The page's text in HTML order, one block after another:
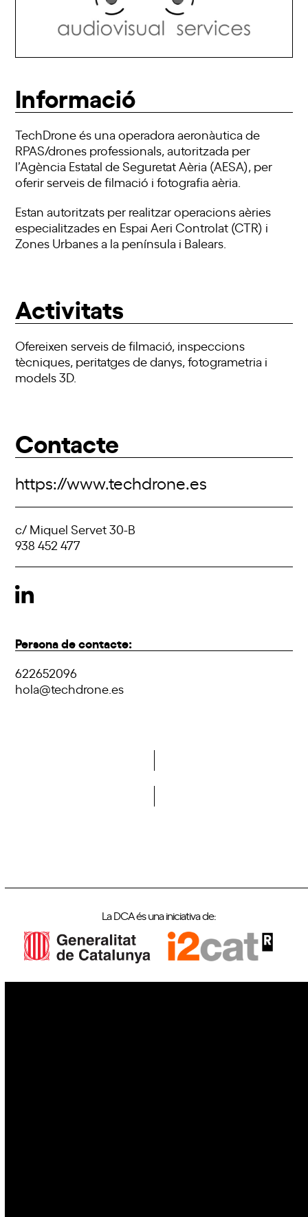
Informació
TechDrone és una operadora aeronàutica de
RPAS/drones professionals, autoritzada per
l’Agència Estatal de Seguretat Aèria (AESA), per
oferir serveis de filmació i fotografia aèria.
Estan autoritzats per realitzar operacions aèries
especialitzades en Espai Aeri Controlat (CTR) i
Zones Urbanes a la península i Balears.
Activitats
Ofereixen serveis de filmació, inspeccions
tècniques, peritatges de danys, fotogrametria i
models 3D.
Contacte
https://www.techdrone.es
c/ Miquel Servet 30-B
938 452 477
Persona de contacte:
622652096
hola@techdrone.es
La DCA és una iniciativa de: